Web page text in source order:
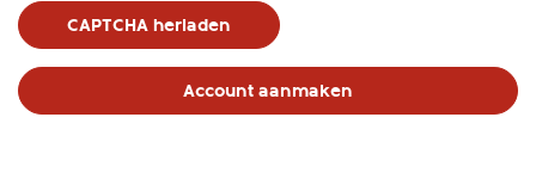
CAPTCHA herladen
Account aanmaken